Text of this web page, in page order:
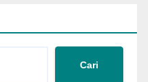
Cari